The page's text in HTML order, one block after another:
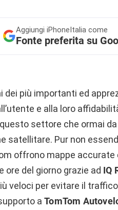
Aggiungi iPhoneItalia come
Fonte preferita su
dei più importanti ed
e alla loro
settore che ormai
satellitare. Pur non
offrono mappe
ore del giorno grazie ad IQ
veloci per evitare il
aTomTom